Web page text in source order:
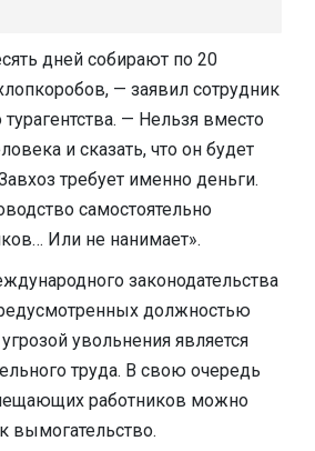
дней собирают по 20
— заявил сотрудник
турагентства. — Нельзя вместо
и сказать, что он будет
требует именно деньги.
самостоятельно
Или не нанимает».
законодательства
должностью
увольнения является
труда. В свою очередь
работников можно
вымогательство.